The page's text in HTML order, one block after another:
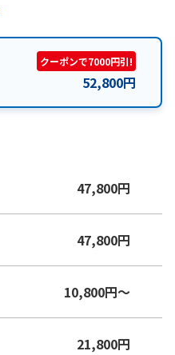
クーポンで7000円引!
52,800円
47,800円
47,800円
10,800円〜
21,800円